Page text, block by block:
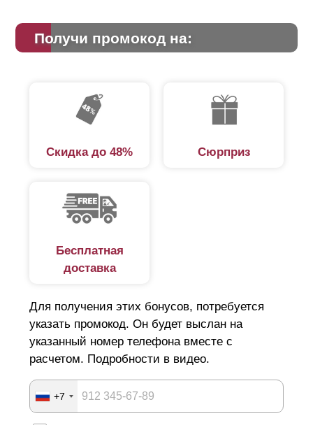
Получи промокод на:
Скидка до 48% Сюрприз
Бесплатная
доставка
Для получения этих бонусов, потребуется
указать промокод. Он будет выслан на
указанный номер телефона вместе с
расчетом. Подробности в видео.
+7